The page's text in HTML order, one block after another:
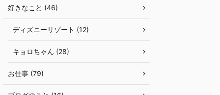
好きなこと (46)
ディズニーリゾート (12)
キョロちゃん (28)
お仕事 (79)